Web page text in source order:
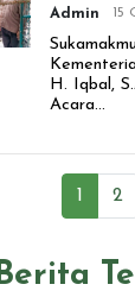
Admin 15
H. Iqbal,
Acara...
1 2
Berita